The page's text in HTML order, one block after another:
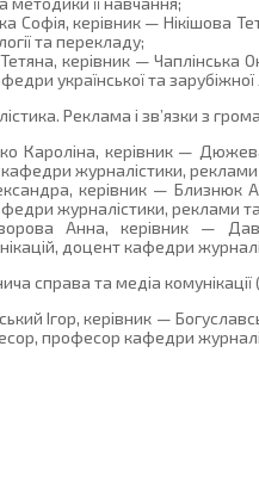
Софія, керівник — Нікішова
та перекладу;
Тетяна, керівник —
української та зарубіжної
Реклама і зв’язки з
Кароліна, керівник —
журналістики, реклами
керівник — Близнюк
журналістики, реклами та
Анна, керівник —
доцент кафедри
справа та медіа
Ігор, керівник —
професор кафедри